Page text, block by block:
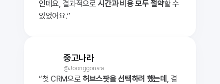
인데요, 결과적으로 시간과 비용 모두 절약할 수
있었어요.”
중고나라
@Joonggonara
“첫 CRM으로 허브스팟을 선택하려 했는데 , 결